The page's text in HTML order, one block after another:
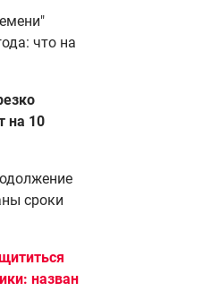
что на
на 10
сроки
назван